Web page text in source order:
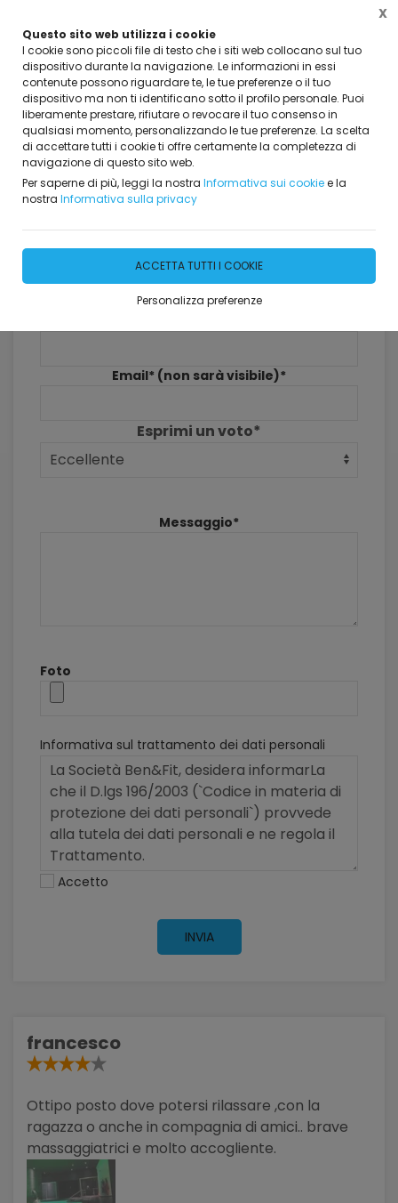
Questo sito web utilizza i cookie
I cookie sono piccoli file di testo che i siti web collocano sul tuo
dispositivo durante la navigazione. Le informazioni in essi
contenute possono riguardare te, le tue preferenze o il tuo
dispositivo ma non ti identificano sotto il profilo personale. Puoi
liberamente prestare, rifiutare o revocare il tuo consenso in
qualsiasi momento, personalizzando le tue preferenze. La scelta
di accettare tutti i cookie ti offre certamente la completezza di
navigazione di questo sito web.
Per saperne di più, leggi la nostra Informativa sui cookiee la
nostra Informativa sulla privacy
ACCETTA TUTTI I COOKIE
Personalizza preferenze
X
Home Dicono di Noi
Dicono di Noi
Lascia il tuo commento
Email* (non sarà visibile)*
Esprimi un voto*
Messaggio*
Foto
Informativa sul trattamento dei dati personali
Accetto
INVIA
francesco
Ottipo posto dove potersi rilassare ,con la
ragazza o anche in compagnia di amici.. brave
massaggiatrici e molto accogliente.